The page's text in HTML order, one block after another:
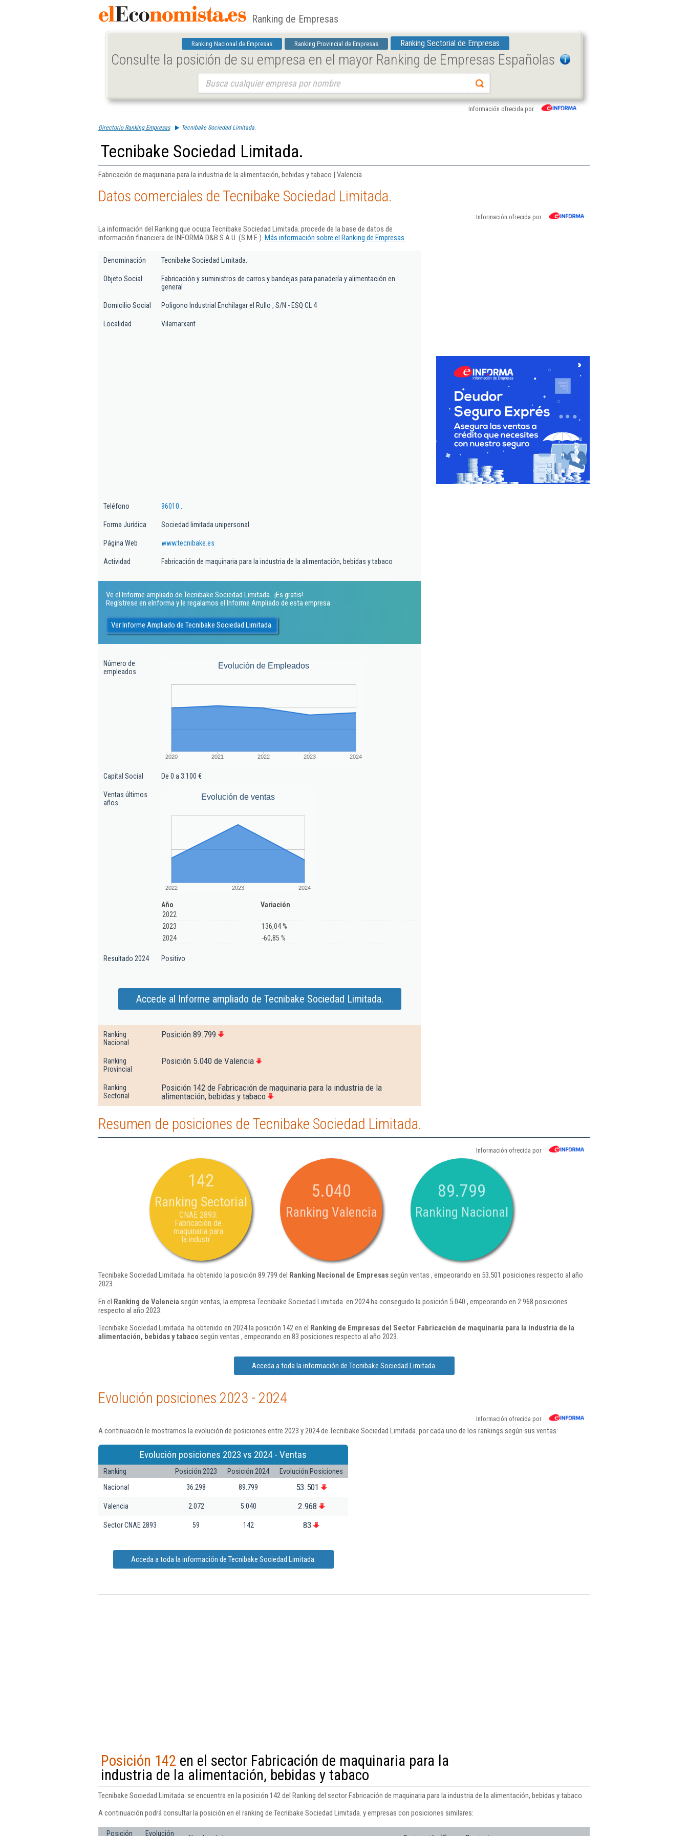
Ranking de Empresas
Ranking Nacional de Empresas Ranking Provincial de Empresas Ranking Sectorial de Empresas
Consulte la posición de su empresa en el mayor Ranking de Empresas Españolas
Información ofrecida por
Directorio Ranking Empresas Tecnibake Sociedad Limitada.
Tecnibake Sociedad Limitada.
Fabricación de maquinaria para la industria de la alimentación, bebidas y tabaco | Valencia
Datos comerciales de Tecnibake Sociedad Limitada.
Información ofrecida por
La información del Ranking que ocupa Tecnibake Sociedad Limitada. procede de la base de datos de
información financiera de INFORMA D&B S.A.U. (S.M.E.). Más información sobre el Ranking de Empresas.
Denominación Tecnibake Sociedad Limitada.
Objeto Social
Fabricación y suministros de carros y bandejas para panadería y alimentación en
general
Domicilio Social Poligono Industrial Enchilagar el Rullo , S/N - ESQ CL 4
Localidad Vilamarxant
Teléfono 96010...
Forma Jurídica Sociedad limitada unipersonal
Página Web www.tecnibake.es
Actividad Fabricación de maquinaria para la industria de la alimentación, bebidas y tabaco
Ve el Informe ampliado de Tecnibake Sociedad Limitada.. ¡Es gratis!
Regístrese en eInforma y le regalamos el Informe Ampliado de esta empresa
Ver Informe Ampliado de Tecnibake Sociedad Limitada.
Número de
empleados
Evolución de Empleados
2020 2021 2022 2023 2024
Capital Social De 0 a 3.100 €
Ventas últimos
años
Evolución de ventas
2022 2023 2024
Año
Variación
2022
2023
136,04 %
2024
-60,85 %
Resultado 2024 Positivo
Accede al Informe ampliado de Tecnibake Sociedad Limitada.
Ranking
Nacional
Posición 89.799
Ranking
Provincial
Posición 5.040 de Valencia
Ranking
Sectorial
Posición 142 de Fabricación de maquinaria para la industria de la
alimentación, bebidas y tabaco
Resumen de posiciones de Tecnibake Sociedad Limitada.
Información ofrecida por
142
Ranking Sectorial
CNAE 2893:
Fabricación de
maquinaria para
la industr...
5.040
Ranking Valencia
89.799
Ranking Nacional
Tecnibake Sociedad Limitada. ha obtenido la posición 89.799 del Ranking Nacional de Empresassegún ventas , empeorando en 53.501 posiciones respecto al año
2023.
En el Ranking de Valencia según ventas, la empresa Tecnibake Sociedad Limitada. en 2024 ha conseguido la posición 5.040 , empeorando en 2.968 posiciones
respecto al año 2023.
Tecnibake Sociedad Limitada. ha obtenido en 2024 la posición 142 en el Ranking de Empresas del Sector Fabricación de maquinaria para la industria de la
alimentación, bebidas y tabaco según ventas , empeorando en 83 posiciones respecto al año 2023.
Acceda a toda la información de Tecnibake Sociedad Limitada.
Evolución posiciones 2023 - 2024
Información ofrecida por
A continuación le mostramos la evolución de posiciones entre 2023 y 2024 de Tecnibake Sociedad Limitada. por cada uno de los rankings según sus ventas:
Evolución posiciones 2023 vs 2024 - Ventas
Ranking Posición 2023 Posición 2024
Evolución Posiciones
Nacional
36.298 89.799 53.501
Valencia 2.072 5.040 2.968
Sector CNAE 2893 59 142 83
Acceda a toda la información de Tecnibake Sociedad Limitada.
Posición 142 en el sector Fabricación de maquinaria para la
industria de la alimentación, bebidas y tabaco
Tecnibake Sociedad Limitada. se encuentra en la posición 142 del Ranking del sector Fabricación de maquinaria para la industria de la alimentación, bebidas y tabaco.
A continuación podrá consultar la posición en el ranking de Tecnibake Sociedad Limitada. y empresas con posiciones similares:
Posición Evolución